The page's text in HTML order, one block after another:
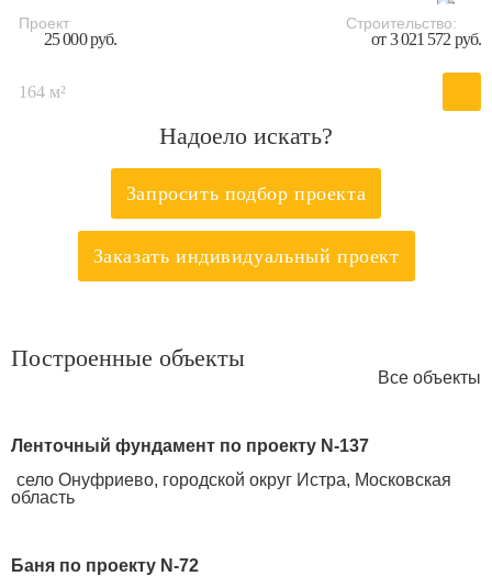
Проект
25 000 руб.
Строительство:
от 3 021 572 руб.
164 м²
Надоело искать?
Запросить подбор проекта
Заказать индивидуальный проект
Построенные объекты
Все объекты
Ленточный фундамент по проекту N-137
село Онуфриево, городской округ Истра, Московская
область
Баня по проекту N-72